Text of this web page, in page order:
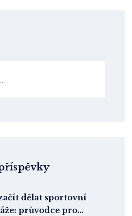
dělat sportovní
průvodce pro